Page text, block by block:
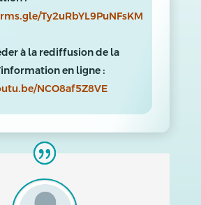
Ty2uRbYL9PuNFsKM
à la rediffusion de la
en ligne :
NCO8af5Z8VE